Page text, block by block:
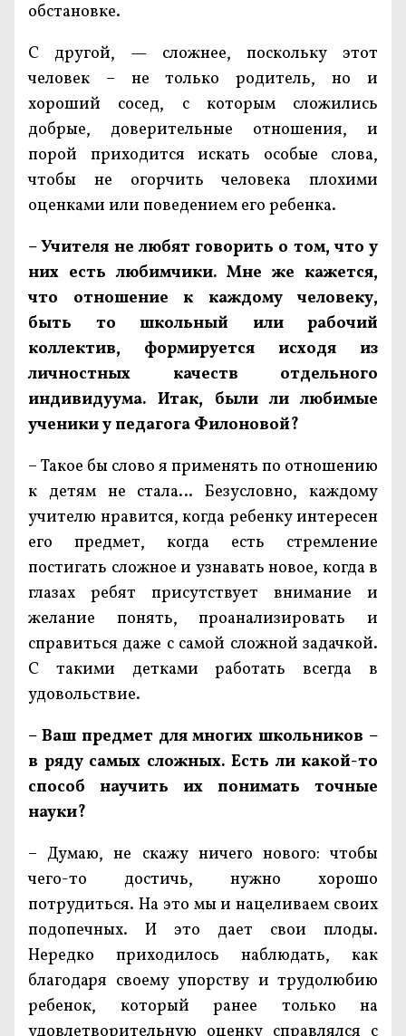
обстановке.
С другой, — сложнее, поскольку этот
человек – не только родитель, но и
хороший сосед, с которым сложились
добрые, доверительные отношения, и
порой приходится искать особые слова,
чтобы не огорчить человека плохими
оценками или поведением его ребенка.
– Учителя не любят говорить о том, что у
них есть любимчики. Мне же кажется,
что отношение к каждому человеку,
быть то школьный или рабочий
коллектив, формируется исходя из
личностных качеств отдельного
индивидуума. Итак, были ли любимые
ученики у педагога Филоновой?
– Такое бы слово я применять по отношению
к детям не стала… Безусловно, каждому
учителю нравится, когда ребенку интересен
его предмет, когда есть стремление
постигать сложное и узнавать новое, когда в
глазах ребят присутствует внимание и
желание понять, проанализировать и
справиться даже с самой сложной задачкой.
С такими детками работать всегда в
удовольствие.
– Ваш предмет для многих школьников –
в ряду самых сложных. Есть ли какой-то
способ научить их понимать точные
науки?
– Думаю, не скажу ничего нового: чтобы
чего-то достичь, нужно хорошо
потрудиться. На это мы и нацеливаем своих
подопечных. И это дает свои плоды.
Нередко приходилось наблюдать, как
благодаря своему упорству и трудолюбию
ребенок, который ранее только на